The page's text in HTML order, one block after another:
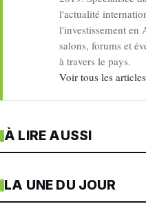
l'actualité
l'investissement en
salons, forums et
à travers le pays.
Voir tous les
À LIRE AUSSI
LA UNE DU JOUR